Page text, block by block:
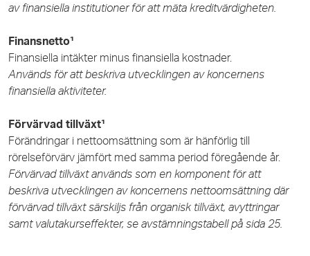
av finansiella institutioner för att mäta kreditvärdigheten.
Finansnetto¹
Finansiella intäkter minus finansiella kostnader.
Används för att beskriva utvecklingen av koncernens
finansiella aktiviteter.
Förvärvad tillväxt¹
Förändringar i nettoomsättning som är hänförlig till
rörelseförvärv jämfört med samma period föregående år.
Förvärvad tillväxt används som en komponent för att
beskriva utvecklingen av koncernens nettoomsättning där
förvärvad tillväxt särskiljs från organisk tillväxt, avyttringar
samt valutakurseffekter, se avstämningstabell på sida 25.